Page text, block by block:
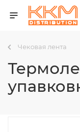
Чековая лента